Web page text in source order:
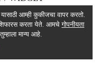
/ WIDGET
/ WIDGET
आम्ही कुकीजचा वापर करतो.
करता येते. आमचे गोपनीयता
मान्य आहे.